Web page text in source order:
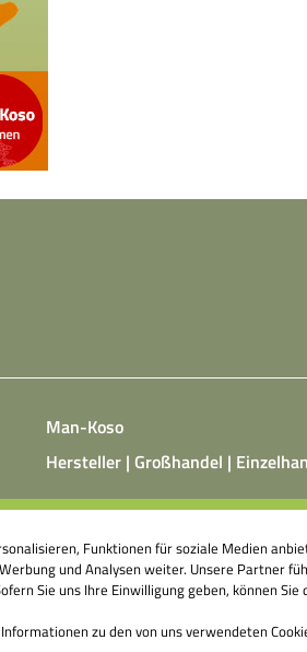
Man-Koso
Hersteller | Großhandel |
unter Zusatz von Hefepilzen,
Produktionshallen äußerst
Nahrungsmittel können einen
körpereigenes Abwehrsystem
Funktionen für soziale Medien
und Analysen weiter. Unsere Partner
Sie uns Ihre Einwilligung geben, können
zu den von uns verwendeten